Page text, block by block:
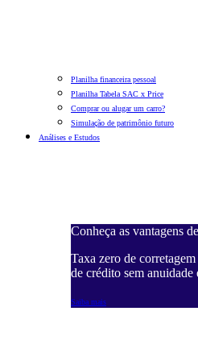
Planilha financeira pessoal
Planilha Tabela SAC x Price
Comprar ou alugar um carro?
Simulação de patrimônio futuro
Análises e Estudos
Conheça as vantagens
Taxa zero de
de crédito sem anuidade
Saiba mais